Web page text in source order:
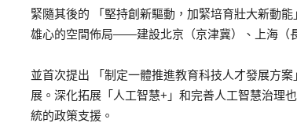
緊隨其後的 「堅持創新驅動，加緊培育壯大新動
雄心的空間佈局——建設北京（京津冀）、上海（
並首次提出 「制定一體推進教育科技人才發展方
展。深化拓展「人工智慧+」和完善人工智慧治理
統的政策支援。